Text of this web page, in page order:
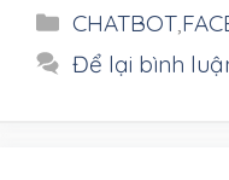
Danh
mục
CHATBOT
Để lại bình